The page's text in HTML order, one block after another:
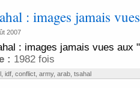
: images jamais
2007
: images jamais vues aux
: 1982 fois
, idf, conflict, army, arab, tsahal